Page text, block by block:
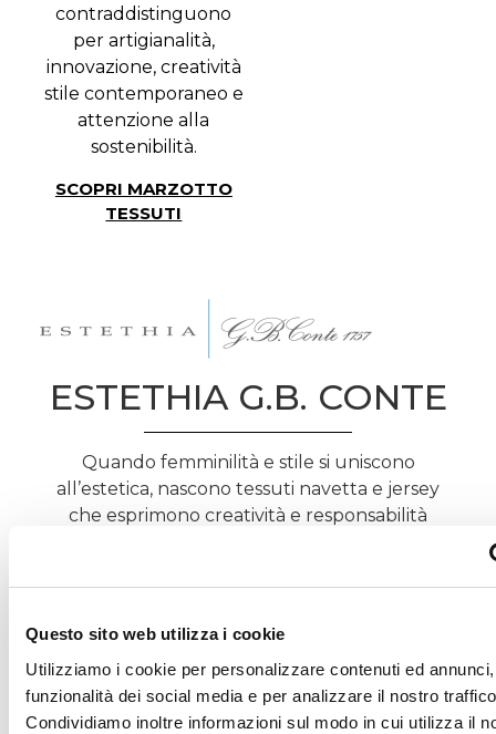
Questo sito web utilizza i cookie
Utilizziamo i cookie per personalizzare contenuti ed
funzionalità dei social media e per analizzare il nostro
Condividiamo inoltre informazioni sul modo in cui utilizza il
contraddistinguono
per artigianalità,
innovazione, creatività
stile contemporaneo e
attenzione alla
sostenibilità.
SCOPRI MARZOTTO
TESSUTI
ESTETHIA G.B. CONTE
Quando femminilità e stile si uniscono
all’estetica, nascono tessuti navetta e jersey
che esprimono creatività e responsabilità
duratura.
SCOPRI ESTETHIA – G.B. CONTE